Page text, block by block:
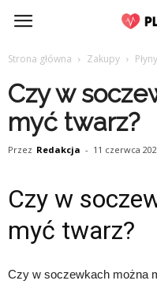
PlusMedic.pl
Strona główna Zakupy
Czy w
myć twarz?
Przez Redakcja - 11 czerwca
Czy w
myć twarz?
Czy w soczewkach można